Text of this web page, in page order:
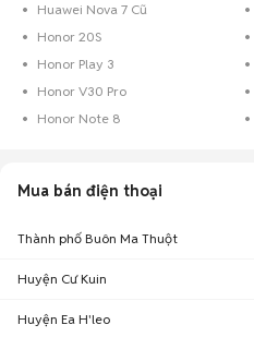
Huawei Nova 7 Cũ
Honor 20S
Honor Play 3
Honor V30 Pro
Honor Note 8
Mua bán điện thoại
Thành phố Buôn Ma Thuột
Huyện Cư Kuin
Huyện Ea H'leo